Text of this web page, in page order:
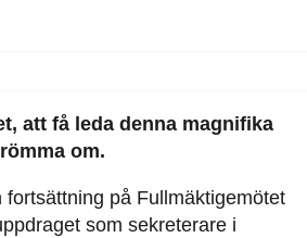
att få leda denna magnifika
om.
på Fullmäktigemötet
som sekreterare i